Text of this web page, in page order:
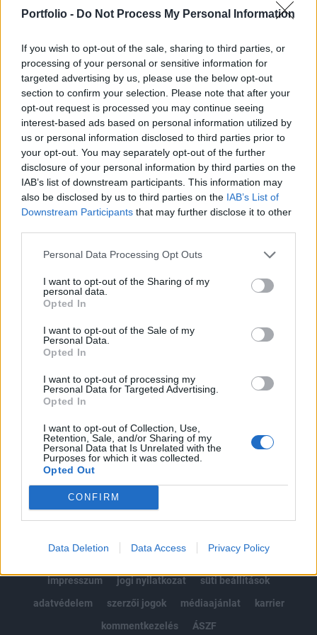
Portfolio - Do Not Process My Personal Information
If you wish to opt-out of the sale, sharing to third parties, or
processing of your personal or sensitive information for
targeted advertising by us, please use the below opt-out
section to confirm your selection. Please note that after your
opt-out request is processed you may continue seeing
interest-based ads based on personal information utilized by
us or personal information disclosed to third parties prior to
your opt-out. You may separately opt-out of the further
disclosure of your personal information by third parties on the
IAB’s list of downstream participants. This information may
also be disclosed by us to third parties on the IAB’s List of
Downstream Participants that may further disclose it to other
Personal Data Processing Opt Outs
I want to opt-out of the Sharing of my
personal data.
Opted In
I want to opt-out of the Sale of my
Personal Data.
Opted In
I want to opt-out of processing my
Personal Data for Targeted Advertising.
Opted In
I want to opt-out of Collection, Use,
Retention, Sale, and/or Sharing of my
Personal Data that Is Unrelated with the
Purposes for which it was collected.
Opted Out
CONFIRM
Data Deletion Data Access Privacy Policy
átvezénylésre készülnek a tankerületek - közölte
Ahogy korábban a Portfolio is beszámolt róla, 2023-ban
összesen 4314 tanár szüntette meg közalkalmazotti
jogviszonyát, vagyis szeptember végéig a tanárok 5
százaléka döntött úgy, hogy nem tanít tovább. A
felmondási hullám oka, hogy az idei tanévkezdés a
közoktatásban dolgozó tanárok számára egyúttal azt is
jelentette, hogy dönteniük kellett, elfogadják-e a
státusztörvény...
KEDVES OLVASÓNK!
tartozik, melynek olvasása előfizetéses
regisztrációhoz kötött.
Az előfizetés a következőket tartalmazza:
Portfolio.hu teljes cikkarchívum
Kötéslisták: BÉT elmúlt 2 év napon belüli
kötéslistái
Előfizetés
MÁR ELŐFIZETŐNK VAGY?BEJELENTKEZÉS
impresszum
jogi nyilatkozat
süti beállítások
adatvédelem
szerzői jogok médiaajánlat
karrier
kommentkezelés
ÁSZF